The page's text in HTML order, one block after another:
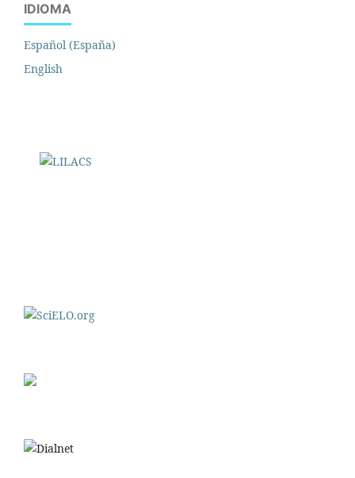
IDIOMA
Español (España)
English